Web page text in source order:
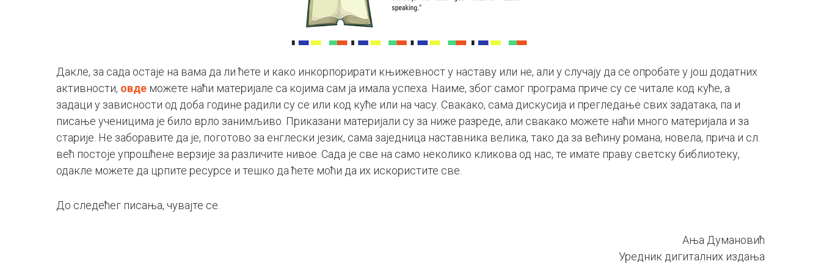
Дакле, за сада остаје на вама да ли ћете и како инкорпорирати књижевност у наставу или не, али у случају да се опробате у још додатних
активности, овде можете наћи материјале са којима сам ја имала успеха. Наиме, због самог програма приче су се читале код куће, а
задаци у зависности од доба године радили су се или код куће или на часу. Свакако, сама дискусија и прегледање свих задатака, па и
писање ученицима је било врло занимљиво. Приказани материјали су за ниже разреде, али свакако можете наћи много материјала и за
старије. Не заборавите да је, поготово за енглески језик, сама заједница наставника велика, тако да за већину романа, новела, прича и сл.
већ постоје упрошћене верзије за различите нивое. Сада је све на само неколико кликова од нас, те имате праву светску библиотеку,
одакле можете да црпите ресурсе и тешко да ћете моћи да их искористите све.
До следећег писања, чувајте се.
Ања Думановић
Уредник дигиталних издања